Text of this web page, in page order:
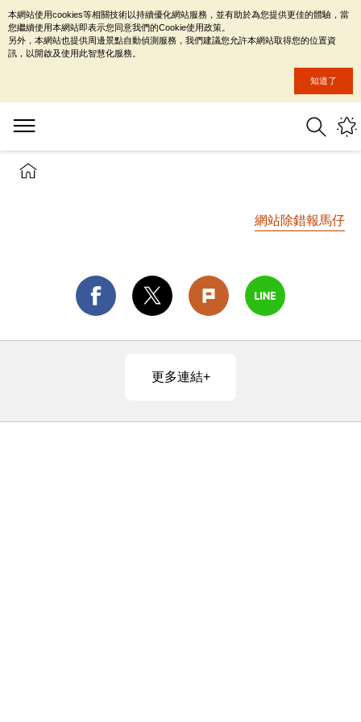
網站除錯報馬仔
更多連結+
本網站使用cookies等相關技術以持續優化網站服務，並有助於為您提供更佳的體驗，當
您繼續使用本網站即表示您同意我們的Cookie使用政策。
另外，本網站也提供周邊景點自動偵測服務，我們建議您允許本網站取得您的位置資
訊，以開啟及使用此智慧化服務。
知道了